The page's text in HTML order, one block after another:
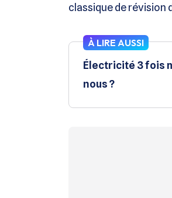
classique de révision
À LIRE AUSSI
Électricité 3 fois
nous ?